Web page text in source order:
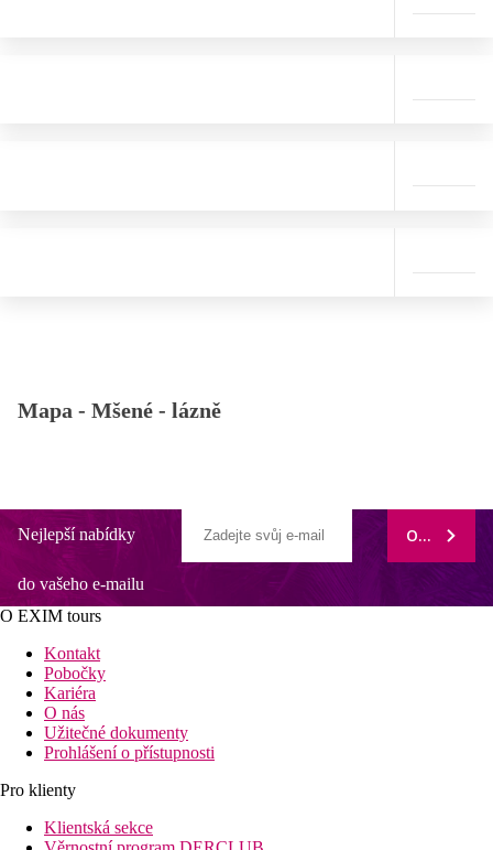
Mapa - Mšené - lázně
Nejlepší nabídky
do vašeho e-mailu
ODEBÍRAT
O EXIM tours
Kontakt
Pobočky
Kariéra
O nás
Užitečné dokumenty
Prohlášení o přístupnosti
Pro klienty
Klientská sekce